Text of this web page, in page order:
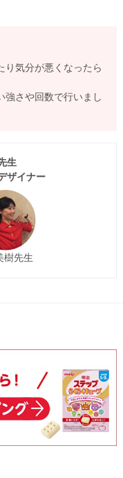
り気分が悪くなったら
強さや回数で行いまし
生
ザイナー
樹先生